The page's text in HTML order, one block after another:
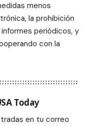
menos
la prohibición
periódicos, y
con la
Today
en tu correo